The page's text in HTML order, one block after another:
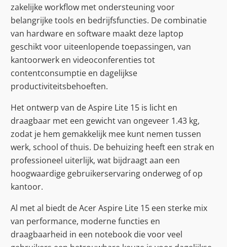
zakelijke workflow met ondersteuning voor
belangrijke tools en bedrijfsfuncties. De combinatie
van hardware en software maakt deze laptop
geschikt voor uiteenlopende toepassingen, van
kantoorwerk en videoconferenties tot
contentconsumptie en dagelijkse
productiviteitsbehoeften.
Het ontwerp van de Aspire Lite 15 is licht en
draagbaar met een gewicht van ongeveer 1.43 kg,
zodat je hem gemakkelijk mee kunt nemen tussen
werk, school of thuis. De behuizing heeft een strak en
professioneel uiterlijk, wat bijdraagt aan een
hoogwaardige gebruikerservaring onderweg of op
kantoor.
Al met al biedt de Acer Aspire Lite 15 een sterke mix
van performance, moderne functies en
draagbaarheid in een notebook die voor veel